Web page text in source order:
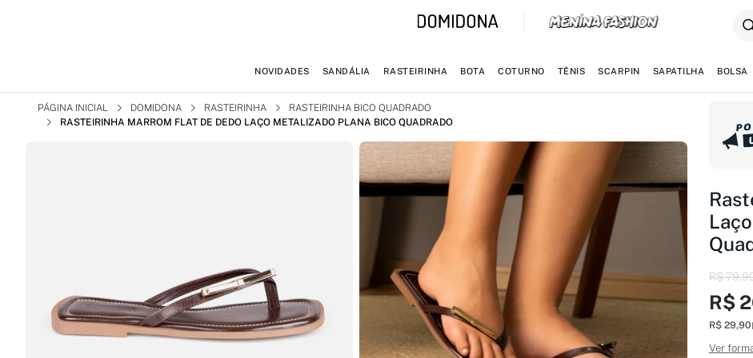
NOVIDADES SANDÁLIA RASTEIRINHA BOTA COTURNO TÊNIS SCARPIN SAPATILHA BOLSA
PÁGINA INICIAL DOMIDONA RASTEIRINHA
RASTEIRINHA BICO QUADRADO
RASTEIRINHA MARROM FLAT DE DEDO LAÇO METALIZADO PLANA BICO QUADRADO
R$
R$
R$ 29,90
Ver